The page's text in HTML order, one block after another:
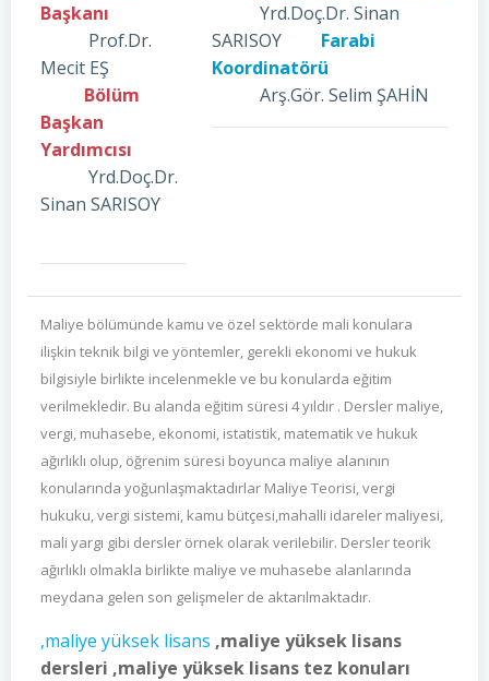
Başkanı
Prof.Dr.
Mecit EŞ
Bölüm
Başkan
Yardımcısı
Yrd.Doç.Dr.
Sinan SARISOY
Yrd.Doç.Dr. Sinan
SARISOY Farabi
Koordinatörü
Arş.Gör. Selim ŞAHİN
Maliye bölümünde kamu ve özel sektörde mali konulara
ilişkin teknik bilgi ve yöntemler, gerekli ekonomi ve hukuk
bilgisiyle birlikte incelenmekle ve bu konularda eğitim
verilmekledir. Bu alanda eğitim süresi 4 yıldır . Dersler maliye,
vergi, muhasebe, ekonomi, istatistik, matematik ve hukuk
ağırlıklı olup, öğrenim süresi boyunca maliye alanının
konularında yoğunlaşmaktadırlar Maliye Teorisi, vergi
hukuku, vergi sistemi, kamu bütçesi,mahalli idareler maliyesi,
mali yargı gibi dersler örnek olarak verilebilir. Dersler teorik
ağırlıklı olmakla birlikte maliye ve muhasebe alanlarında
meydana gelen son gelişmeler de aktarılmaktadır.
,maliye yüksek lisans ,maliye yüksek lisans
dersleri ,maliye yüksek lisans tez konuları